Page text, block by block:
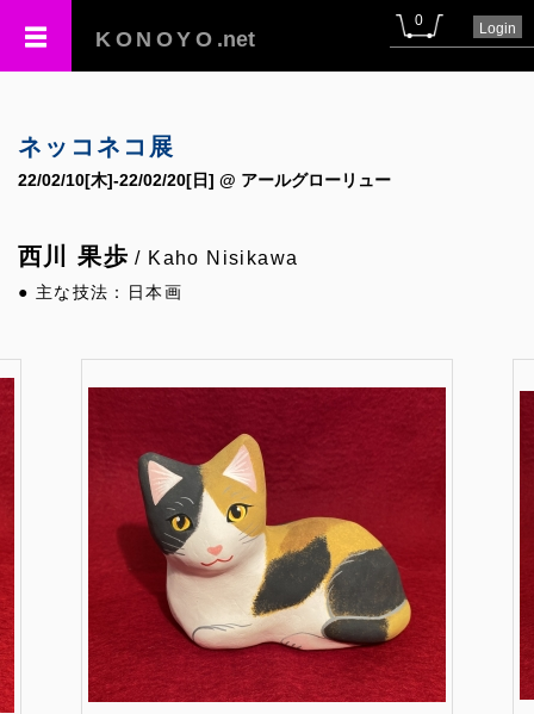
KONOYO .net
0 Login
ネッコネコ展
22/02/10[木]-22/02/20[日] @ アールグローリュー
西川 果歩 / Kaho Nisikawa
● 主な技法：日本画